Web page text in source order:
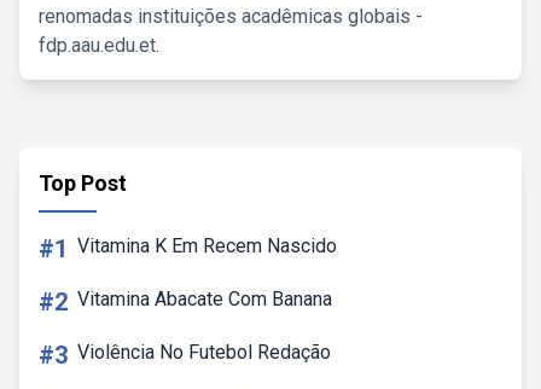
renomadas instituições acadêmicas globais -
fdp.aau.edu.et.
Top Post
#1 Vitamina K Em Recem Nascido
#2 Vitamina Abacate Com Banana
#3 Violência No Futebol Redação